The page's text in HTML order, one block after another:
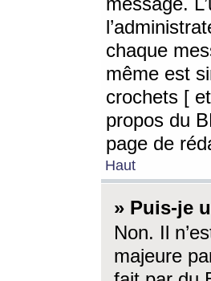
chaque
même est
crochets [
propos du
page de
Haut
» Puis-je
Non. Il
majeure